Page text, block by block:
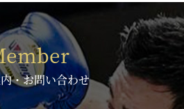
・お問い合わせ